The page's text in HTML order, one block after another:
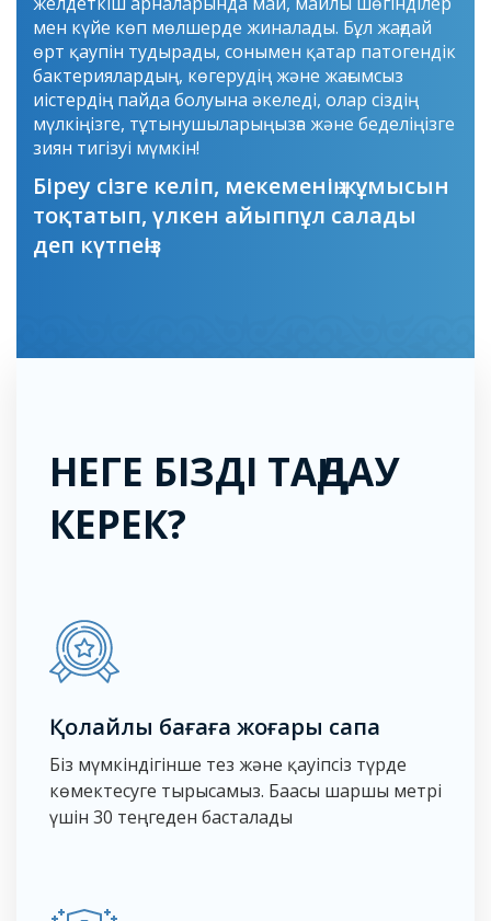
мен күйе көп мөлшерде жиналады. Бұл жағдай
өрт қаупін тудырады, сонымен қатар патогендік
бактериялардың, көгерудің және жағымсыз
иістердің пайда болуына әкеледі, олар сіздің
мүлкіңізге, тұтынушыларыңызға және беделіңізге
зиян тигізуі мүмкін!
Біреу сізге келіп, мекеменің жұмысын
тоқтатып, үлкен айыппұл салады
деп күтпеңіз
НЕГЕ БІЗДІ ТАҢДАУ
КЕРЕК?
Қолайлы бағаға жоғары сапа
Біз мүмкіндігінше тез және қауіпсіз түрде
көмектесуге тырысамыз. Бағасы шаршы метрі
үшін 30 теңгеден басталады